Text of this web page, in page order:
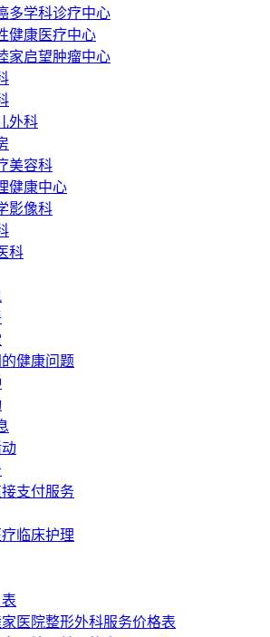
多学科诊疗中心
健康医疗中心
家启望肿瘤中心
外科
美容科
健康中心
影像科
科
健康问题
支付服务
临床护理
医院整形外科服务价格表